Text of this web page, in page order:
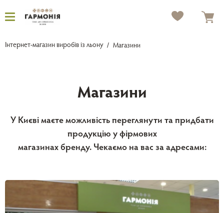
Інтернет-магазин виробів із льону Магазини
Магазини
У Києві маєте можливість переглянути та придбати
продукцію у фірмових
магазинах бренду. Чекаємо на вас за адресами: